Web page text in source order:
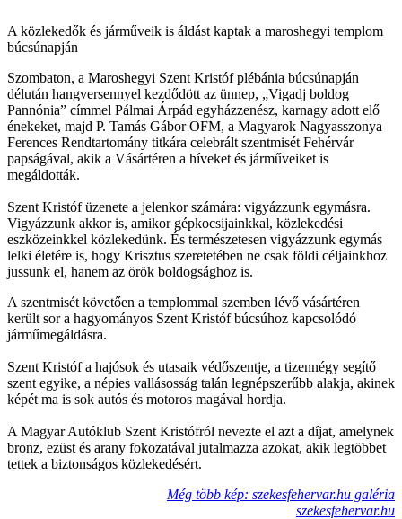
A közlekedők és járműveik is áldást kaptak a maroshegyi templom
búcsúnapján
Szombaton, a Maroshegyi Szent Kristóf plébánia búcsúnapján
délután hangversennyel kezdődött az ünnep, „Vigadj boldog
Pannónia” címmel Pálmai Árpád egyházzenész, karnagy adott elő
énekeket, majd P. Tamás Gábor OFM, a Magyarok Nagyasszonya
Ferences Rendtartomány titkára celebrált szentmisét Fehérvár
papságával, akik a Vásártéren a híveket és járműveiket is
megáldották.
Szent Kristóf üzenete a jelenkor számára: vigyázzunk egymásra.
Vigyázzunk akkor is, amikor gépkocsijainkkal, közlekedési
eszközeinkkel közlekedünk. És természetesen vigyázzunk egymás
lelki életére is, hogy Krisztus szeretetében ne csak földi céljainkhoz
jussunk el, hanem az örök boldogsághoz is.
A szentmisét követően a templommal szemben lévő vásártéren
került sor a hagyományos Szent Kristóf búcsúhoz kapcsolódó
járműmegáldásra.
Szent Kristóf a hajósok és utasaik védőszentje, a tizennégy segítő
szent egyike, a népies vallásosság talán legnépszerűbb alakja, akinek
képét ma is sok autós és motoros magával hordja.
A Magyar Autóklub Szent Kristófról nevezte el azt a díjat, amelynek
bronz, ezüst és arany fokozatával jutalmazza azokat, akik legtöbbet
tettek a biztonságos közlekedésért.
Még több kép: szekesfehervar.hu galéria
szekesfehervar.hu